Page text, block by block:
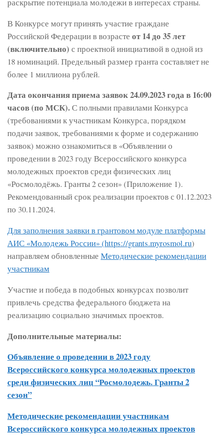
В Конкурсе могут принять участие граждане
Российской Федерации в возрасте от 14 до 35 лет
(включительно) с проектной инициативой в одной из
18 номинаций. Предельный размер гранта составляет не
более 1 миллиона рублей.
Дата окончания приема заявок 24.09.2023 года в 16:00
часов (по МСК).С полными правилами Конкурса
(требованиями к участникам Конкурса, порядком
подачи заявок, требованиями к форме и содержанию
заявок) можно ознакомиться в «Объявлении о
проведении в 2023 году Всероссийского конкурса
молодежных проектов среди физических лиц
«Росмолодёжь. Гранты 2 сезон» (Приложение 1).
Рекомендованный срок реализации проектов с 01.12.2023
по 30.11.2024.
Для заполнения заявки в грантовом модуле платформы
АИС «Молодежь России» (https://grants.myrosmol.ru)
направляем обновленные Методические рекомендации
участникам
Участие и победа в подобных конкурсах позволит
привлечь средства федерального бюджета на
реализацию социально значимых проектов.
Дополнительные материалы:
Объявление о проведении в 2023 году
Всероссийского конкурса молодежных проектов
среди физических лиц “Росмолодежь. Гранты 2
сезон”
Методические рекомендации участникам
Всероссийского конкурса молодежных проектов